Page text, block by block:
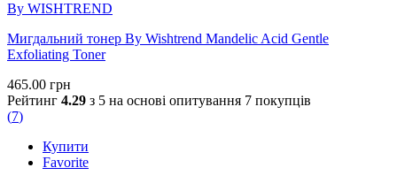
By WISHTREND
Мигдальний тонер By Wishtrend Mandelic Acid Gentle
Exfoliating Toner
465.00 грн
Рейтинг 4.29 з 5 на основі опитування 7 покупців
(7)
Купити
Favorite